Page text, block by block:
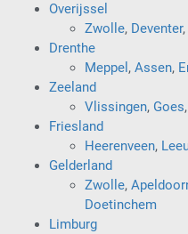
Overijssel
Zwolle, Deventer,
Drenthe
Meppel , Assen,
Zeeland
Vlissingen, Goes,
Friesland
Heerenveen,
Gelderland
Zwolle,
Doetinchem
Limburg